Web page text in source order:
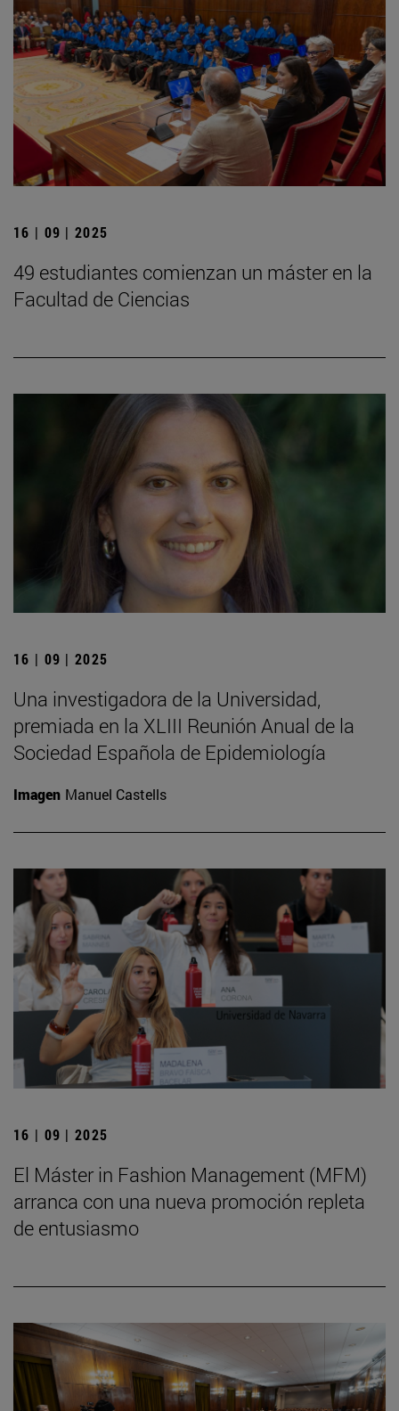
16 | 09 | 2025
49 estudiantes comienzan un máster en la
Facultad de Ciencias
16 | 09 | 2025
Una investigadora de la Universidad,
premiada en la XLIII Reunión Anual de la
Sociedad Española de Epidemiología
Imagen Manuel Castells
16 | 09 | 2025
El Máster in Fashion Management (MFM)
arranca con una nueva promoción repleta
de entusiasmo